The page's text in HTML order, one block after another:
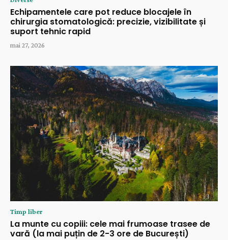
Echipamentele care pot reduce blocajele în
chirurgia stomatologică: precizie, vizibilitate și
suport tehnic rapid
mai 27, 2026
Timp liber
La munte cu copiii: cele mai frumoase trasee de
vară (la mai puțin de 2-3 ore de București)